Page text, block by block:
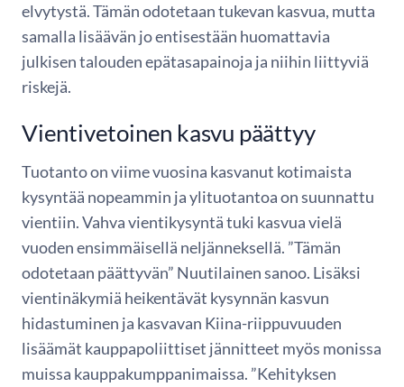
elvytystä. Tämän odotetaan tukevan kasvua, mutta
samalla lisäävän jo entisestään huomattavia
julkisen talouden epätasapainoja ja niihin liittyviä
riskejä.
Vientivetoinen kasvu päättyy
Tuotanto on viime vuosina kasvanut kotimaista
kysyntää nopeammin ja ylituotantoa on suunnattu
vientiin. Vahva vientikysyntä tuki kasvua vielä
vuoden ensimmäisellä neljänneksellä. ”Tämän
odotetaan päättyvän” Nuutilainen sanoo. Lisäksi
vientinäkymiä heikentävät kysynnän kasvun
hidastuminen ja kasvavan Kiina-riippuvuuden
lisäämät kauppapoliittiset jännitteet myös monissa
muissa kauppakumppanimaissa. ”Kehityksen